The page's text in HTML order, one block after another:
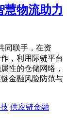
慧物流助力
同联手，在资
，利用际链平台
性的仓储网络，
金融风险防范与
供应链金融